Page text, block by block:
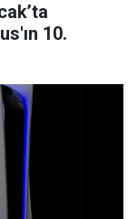
10.